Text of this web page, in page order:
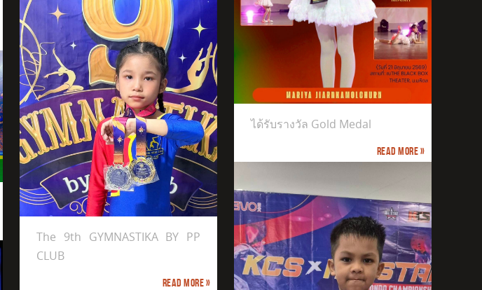
The 9th GYMNASTIKA BY PP
CLUB
Read more »
ได้รับรางวัล Gold Medal
ได้รับรางวัล Gold Medal
Read more »